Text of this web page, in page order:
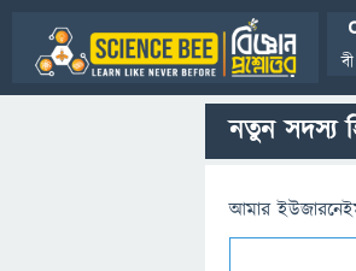
নতুন সদস্য
আমার